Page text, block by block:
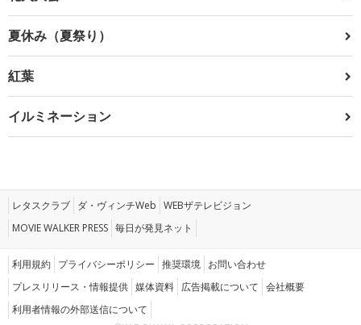
夏休み（夏祭り）
紅葉
イルミネーション
レタスクラブ ダ・ヴィンチWeb WEBザテレビジョン
MOVIE WALKER PRESS 毎日が発見ネット
利用規約 プライバシーポリシー 推奨環境 お問い合わせ
プレスリリース・情報提供 媒体資料 広告掲載について 会社概要
利用者情報の外部送信について